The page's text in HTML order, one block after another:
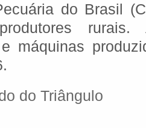
do Brasil
máquinas
do Triângulo